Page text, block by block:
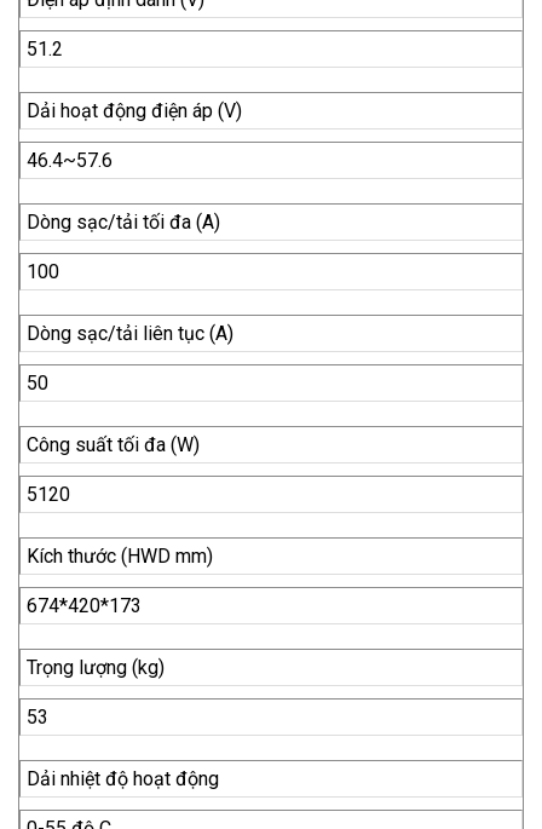
51.2
Dải hoạt động điện áp (V)
46.4~57.6
Dòng sạc/tải tối đa (A)
100
Dòng sạc/tải liên tục (A)
50
Công suất tối đa (W)
5120
Kích thước (HWD mm)
674*420*173
Trọng lượng (kg)
53
Dải nhiệt độ hoạt động